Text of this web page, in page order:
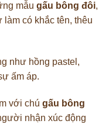
mẫu gấu bông đôi,
làm có khắc tên, thêu
như hồng pastel,
ấm áp.
với chú gấu bông
nhận xúc động